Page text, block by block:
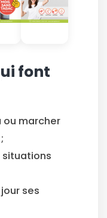
font
ou marcher
situations
ses